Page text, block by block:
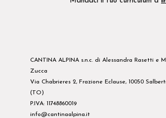
CANTINA ALPINA s.n.c. di Alessandra Rasetti e
Zucca
Via Chabrieres 2, Frazione Eclause, 10050
(TO)
P.IVA: 11748860019
info@cantinaalpina.it